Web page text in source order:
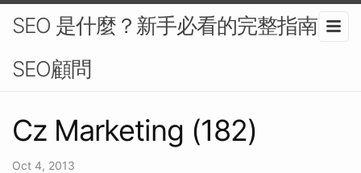
SEO 是什麼？新手必看的完整指南-
SEO顧問
Cz Marketing (182)
Oct 4, 2013